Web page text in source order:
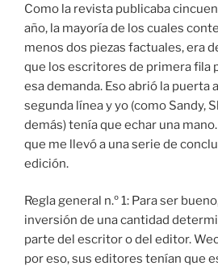
Como la revista publicaba
año, la mayoría de los cuales
menos dos piezas factuales, era
que los escritores de primera fila
esa demanda. Eso abrió la puerta
segunda línea y yo (como Sandy,
demás) tenía que echar una
que me llevó a una serie de
edición.
Regla general n.º 1: Para ser
inversión de una cantidad
parte del escritor o del editor.
por eso, sus editores tenían que